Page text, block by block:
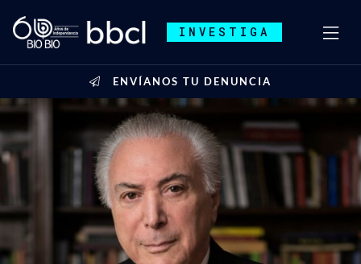
INVESTIGA
ENVÍANOS TU DENUNCIA